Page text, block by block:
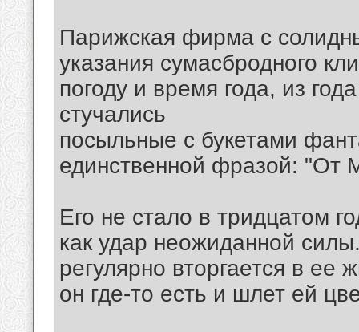
Парижская фирма с
указания сумасбродного
погоду и время года, из
стучались
посыльные с букетами
единственной фразой: "От
Его не стало в тридцатом
как удар неожиданной
регулярно вторгается в ее
он где-то есть и шлет ей